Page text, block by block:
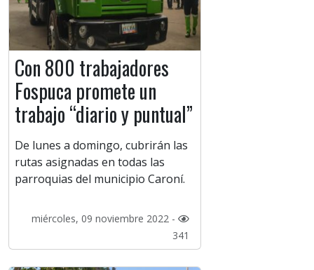
Con 800 trabajadores
Fospuca promete un
trabajo “diario y puntual”
De lunes a domingo, cubrirán las
rutas asignadas en todas las
parroquias del municipio Caroní.
miércoles, 09 noviembre 2022 -
341